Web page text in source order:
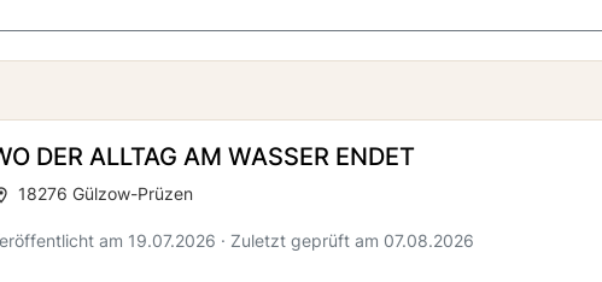
DER ALLTAG AM WASSER ENDET
18276 Gülzow-Prüzen
am 19.07.2026 · Zuletzt geprüft am 07.08.2026